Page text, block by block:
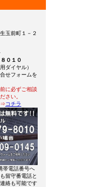
玉前町１－２
０１０
ダイヤル）
せフォームを
に必ずご相談
さい。
⇒ コチラ
帯電話番号へ
留守番電話と
絡も可能です